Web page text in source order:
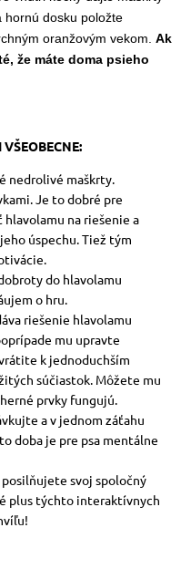
hornú dosku položte
oranžovým vekom.Ak
že máte doma psieho
nedrolivé maškrty.
Je to dobré pre
na riešenie a
úspechu. Tiež tým
do hlavolamu
o hru.
riešenie hlavolamu
mu upravte
k jednoduchším
súčiastok. Môžete mu
prvky fungujú.
a v jednom záťahu
doba je pre psa mentálne
svoj spoločný
plus týchto interaktívnych